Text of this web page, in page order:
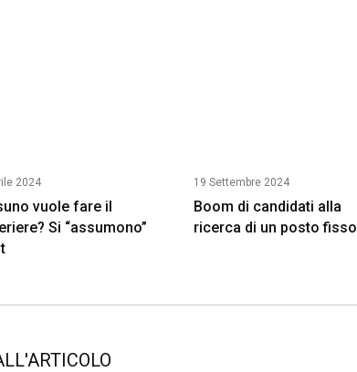
2024
vuole fare il
Si “assumono”
19 Settembre 2024
Boom di candidati alla
ricerca di un posto fisso